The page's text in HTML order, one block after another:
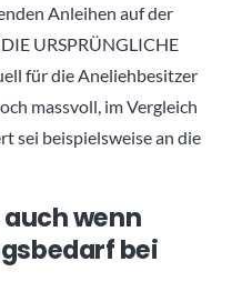
Anleihen auf der
URSPRÜNGLICHE
für die Aneliehbesitzer
massvoll, im Vergleich
sei beispielsweise an die
wenn
bei